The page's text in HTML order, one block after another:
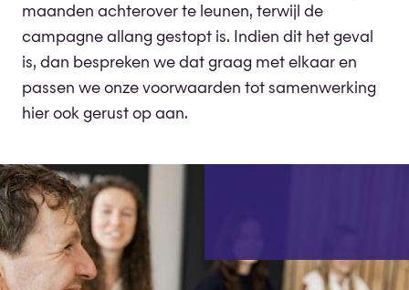
maanden achterover te leunen, terwijl de
campagne allang gestopt is. Indien dit het geval
is, dan bespreken we dat graag met elkaar en
passen we onze voorwaarden tot samenwerking
hier ook gerust op aan.